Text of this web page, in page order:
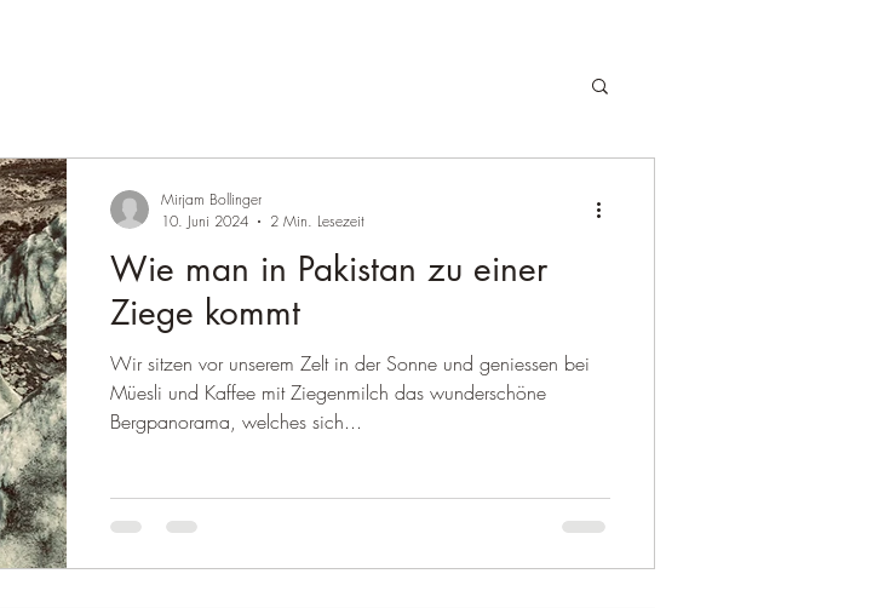
Wie man in Pakistan zu einer
Ziege kommt
Wir sitzen vor unserem Zelt in der Sonne und geniessen bei
Müesli und Kaffee mit Ziegenmilch das wunderschöne
Bergpanorama, welches sich...
Mirjam Bollinger
10. Juni 2024
2 Min. Lesezeit